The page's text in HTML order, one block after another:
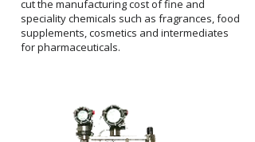
cut the manufacturing cost of fine and
speciality chemicals such as fragrances, food
supplements, cosmetics and intermediates
for pharmaceuticals.